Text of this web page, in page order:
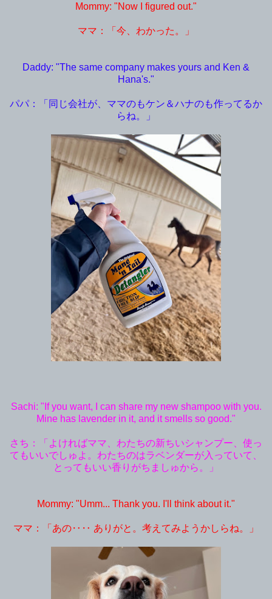
Mommy: "Now I figured out."
ママ：「今、わかった。」
Daddy: "The same company makes yours and Ken &
Hana's."
パパ：「同じ会社が、ママのもケン＆ハナのも作ってるか
らね。」
Sachi: "If you want, I can share my new shampoo with you.
Mine has lavender in it, and it smells so good."
さち：「よければママ、わたちの新ちいシャンプー、使っ
てもいいでしゅよ。わたちのはラベンダーが入っていて、
とってもいい香りがちましゅから。」
Mommy: "Umm... Thank you. I'll think about it."
ママ：「あの‥‥ ありがと。考えてみようかしらね。」